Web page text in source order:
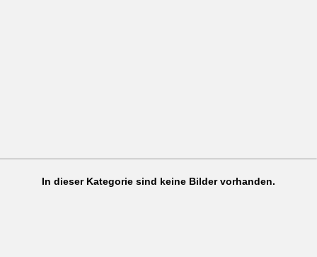
In dieser Kategorie sind keine Bilder vorhanden.